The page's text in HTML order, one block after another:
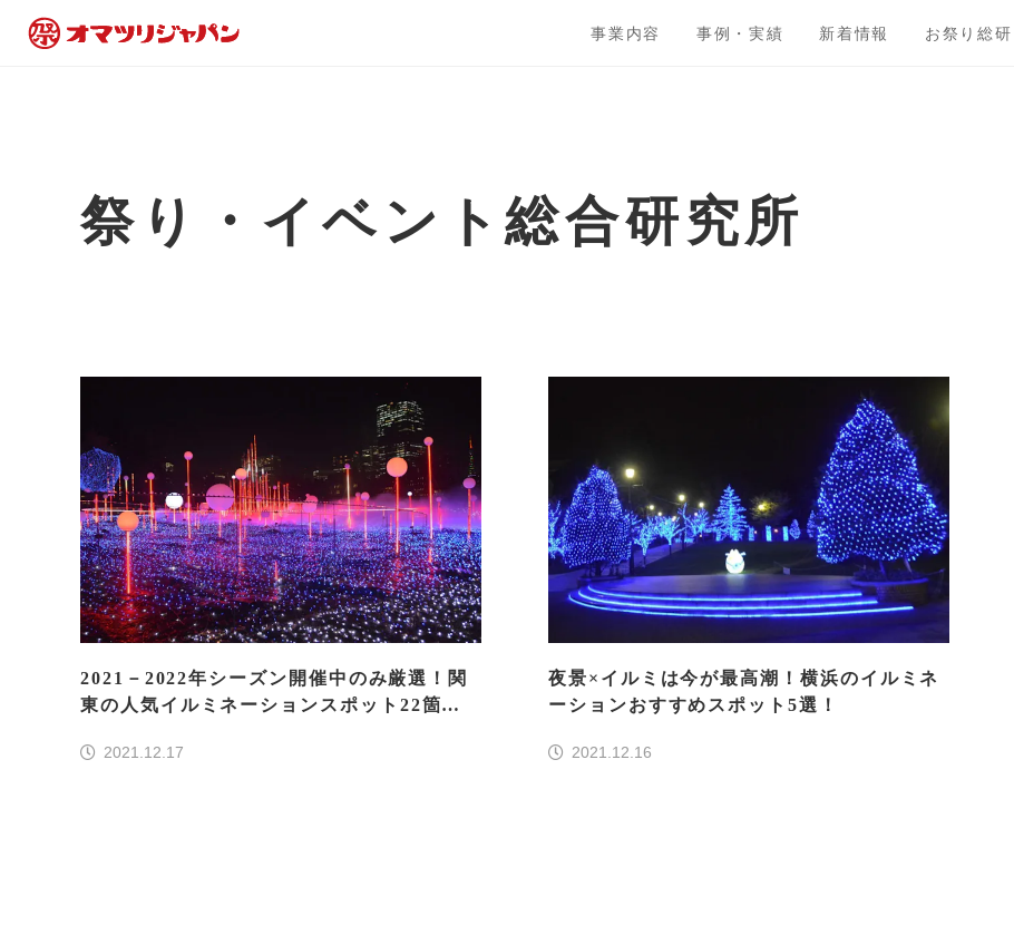
事業内容 事例・実績 新着情報 お祭り総研
祭り・イベント総合研究所
2021－2022年シーズン開催中のみ厳選！関
東の人気イルミネーションスポット22箇所
2021.12.17
夜景×イルミは今が最高潮！横浜のイルミネ
ーションおすすめスポット5選！
2021.12.16